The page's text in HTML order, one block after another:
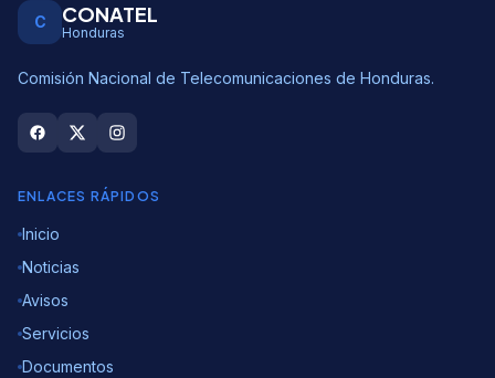
C CONATEL
Honduras
Comisión Nacional de Telecomunicaciones de Honduras.
ENLACES RÁPIDOS
Inicio
Noticias
Avisos
Servicios
Documentos